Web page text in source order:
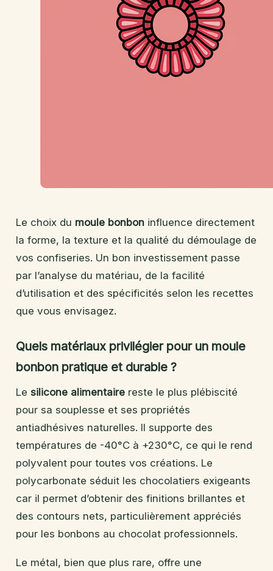
Le choix du moule bonbon influence directement
la forme, la texture et la qualité du démoulage de
vos confiseries. Un bon investissement passe
par l’analyse du matériau, de la facilité
d’utilisation et des spécificités selon les recettes
que vous envisagez.
Quels matériaux privilégier pour un moule
bonbon pratique et durable ?
Le silicone alimentaire reste le plus plébiscité
pour sa souplesse et ses propriétés
antiadhésives naturelles. Il supporte des
températures de -40°C à +230°C, ce qui le rend
polyvalent pour toutes vos créations. Le
polycarbonate séduit les chocolatiers exigeants
car il permet d’obtenir des finitions brillantes et
des contours nets, particulièrement appréciés
pour les bonbons au chocolat professionnels.
Le métal, bien que plus rare, offre une